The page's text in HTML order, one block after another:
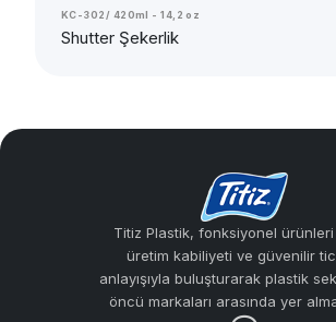
KC-302/ 420ml - 14,2 oz
Shutter Şekerlik
Titiz Plastik, fonksiyonel
üretim kabiliyeti ve güvenilir
anlayışıyla buluşturarak plastik
öncü markaları arasında yer